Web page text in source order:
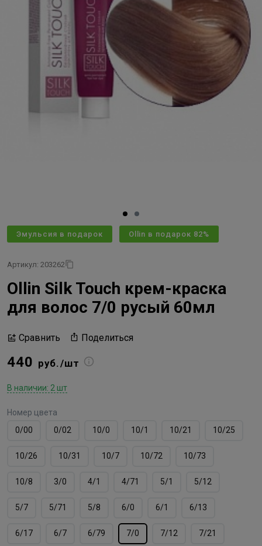
Эмульсия в подарок Ollin в подарок 82%
Артикул: 203262
Ollin Silk Touch крем-краска
для волос 7/0 русый 60мл
Сравнить Поделиться
440 руб./шт
В наличии: 2 шт
Номер цвета
0/00
0/02 10/0 10/1 10/21 10/25
10/26 10/31 10/7 10/72 10/73
10/8 3/0 4/1 4/71 5/1 5/12
5/7 5/71 5/8 6/0 6/1 6/13
6/17 6/7 6/79 7/0 7/12 7/21